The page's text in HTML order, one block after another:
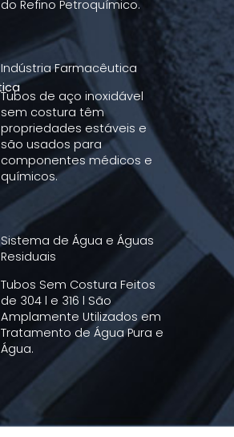
do Refino Petroquímico.
Indústria Farmacêutica
Tubos de aço inoxidável
sem costura têm
propriedades estáveis e
são usados para
componentes médicos e
químicos.
Sistema de Água e Águas
Residuais
Tubos Sem Costura Feitos
de 304 l e 316 l São
Amplamente Utilizados em
Tratamento de Água Pura e
Água.